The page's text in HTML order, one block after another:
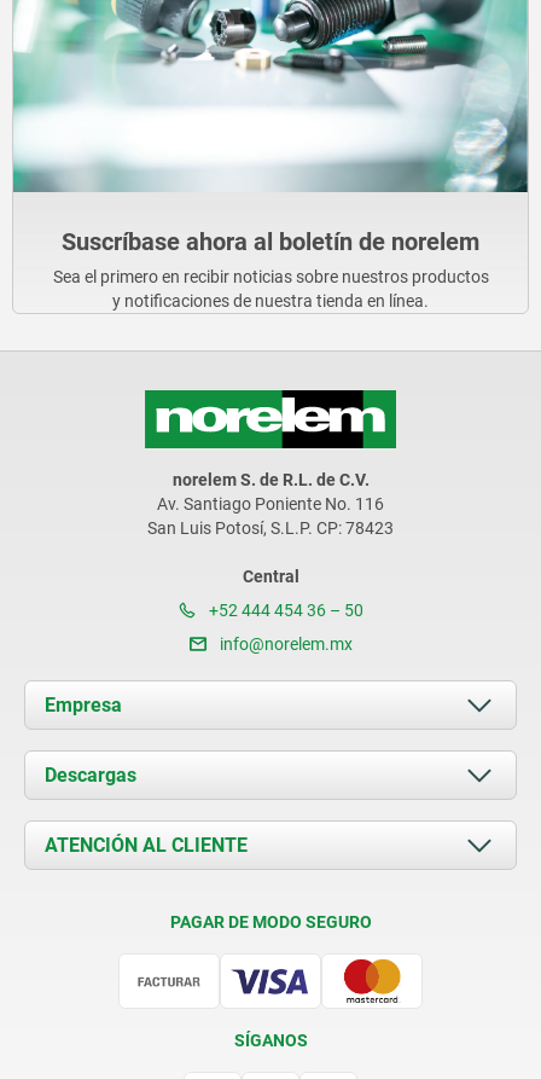
Suscríbase ahora al boletín de norelem
Sea el primero en recibir noticias sobre nuestros productos
y notificaciones de nuestra tienda en línea.
norelem S. de R.L. de C.V.
Av. Santiago Poniente No. 116
San Luis Potosí, S.L.P. CP: 78423
Central
+52 444 454 36 – 50
info@norelem.mx
Empresa
Acerca de nosotros
Novedades
Contacto
Descargas
Documents
ATENCIÓN AL CLIENTE
PAGAR DE MODO SEGURO
SÍGANOS